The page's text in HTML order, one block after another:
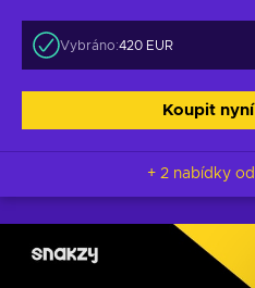
Vybráno:420 EUR
Koupit nyní
+ 2 nabídky od